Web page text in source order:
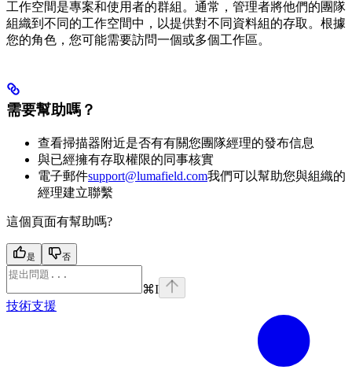
工作空間是專案和使用者的群組。通常，管理者將他們的團隊
組織到不同的工作空間中，以提供對不同資料組的存取。根據
您的角色，您可能需要訪問一個或多個工作區。
需要幫助嗎？
查看掃描器附近是否有有關您團隊經理的發布信息
與已經擁有存取權限的同事核實
電子郵件support@lumafield.com我們可以幫助您與組織的
經理建立聯繫
這個頁面有幫助嗎?
是 否
⌘I
技術支援